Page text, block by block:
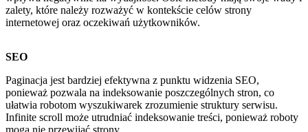
zalety, które należy rozważyć w kontekście celów strony
internetowej oraz oczekiwań użytkowników.
SEO
Paginacja jest bardziej efektywna z punktu widzenia SEO,
ponieważ pozwala na indeksowanie poszczególnych stron, co
ułatwia robotom wyszukiwarek zrozumienie struktury serwisu.
Infinite scroll może utrudniać indeksowanie treści, ponieważ roboty
mogą nie przewijać strony.